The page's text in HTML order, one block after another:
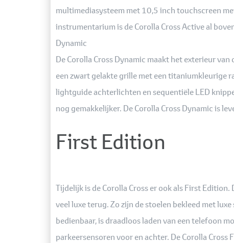
multimediasysteem met 10,5 inch touchscreen
instrumentarium is de Corolla Cross Active al
Dynamic
De Corolla Cross Dynamic maakt het exterieur
een zwart gelakte grille met een titaniumkleurige
lightguide achterlichten en sequentiële LED
nog gemakkelijker. De Corolla Cross Dynamic is
First Edition
Tijdelijk is de Corolla Cross er ook als First
veel luxe terug. Zo zijn de stoelen bekleed met
bedienbaar, is draadloos laden van een telefoon
parkeersensoren voor en achter. De Corolla